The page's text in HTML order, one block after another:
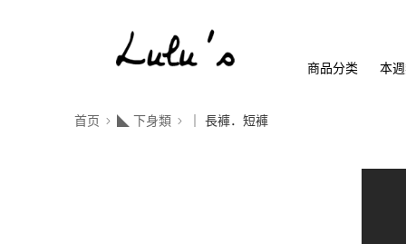
商品分类 本
首页 ◣ 下身類 ｜ 長褲．短褲